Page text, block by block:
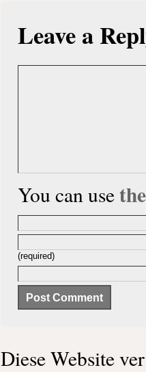
Leave a
You can use
(required)
Diese Website